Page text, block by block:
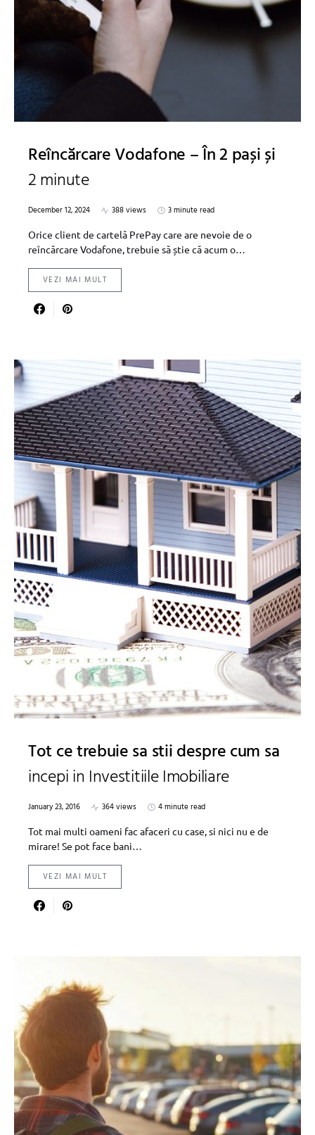
Reîncărcare Vodafone – În 2 pași și
2 minute
December 12, 2024 388 views
3 minute read
Orice client de cartelă PrePay care are nevoie de o
reîncărcare Vodafone, trebuie să știe că acum o…
VEZI MAI MULT
Tot ce trebuie sa stii despre cum sa
incepi in Investitiile Imobiliare
January 23, 2016 364 views
4 minute read
Tot mai multi oameni fac afaceri cu case, si nici nu e de
mirare! Se pot face bani…
VEZI MAI MULT